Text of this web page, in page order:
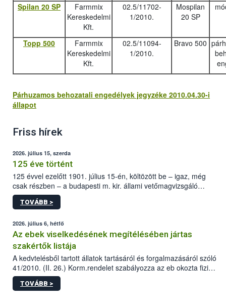
Spilan 20 SP
Farmmix
Kereskedelmi
Kft.
02.5/11702-
1/2010.
Mospilan
20 SP
Topp 500
Farmmix
Kereskedelmi
Kft.
02.5/11094-
1/2010.
Bravo 500
Párhuzamos behozatali engedélyek jegyzéke 2010.04.30-i
állapot
Friss hírek
2026. július 15, szerda
125 éve történt
125 évvel ezelőtt 1901. július 15-én, költözött be – igaz, még
csak részben – a budapesti m. kir. állami vetőmagvizsgáló
állomás a Kis Rókus utca 15. szám alatti, Czigler Győző által
tervezett új épületébe.
TOVÁBB >
2026. július 6, hétfő
Az ebek viselkedésének megítélésében jártas
szakértők listája
A kedvtelésből tartott állatok tartásáról és forgalmazásáról szóló
41/2010. (II. 26.) Korm.rendelet szabályozza az eb okozta fizikai
sérülés, illetve ennek veszélye keletkezésekor felmerülő
hatósági feladatokat, valamint a veszélyes eb tartását és annak
TOVÁBB >